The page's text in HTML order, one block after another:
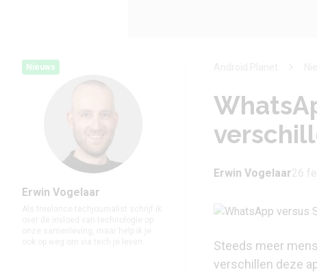
Nieuws
Erwin Vogelaar
Erwin Vogelaar26
Steeds meer
verschillen deze